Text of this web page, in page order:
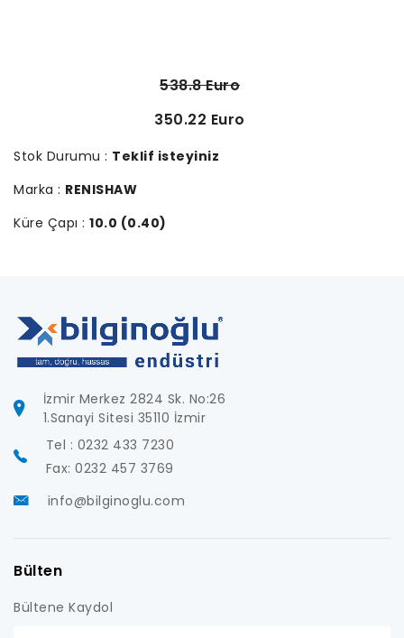
538.8 Euro
350.22 Euro
Stok Durumu : Teklif isteyiniz
Marka : RENISHAW
Küre Çapı : 10.0 (0.40)
İzmir Merkez 2824 Sk. No:26
1.Sanayi Sitesi 35110 İzmir
Tel : 0232 433 7230
Fax: 0232 457 3769
info@bilginoglu.com
Bülten
Bültene Kaydol